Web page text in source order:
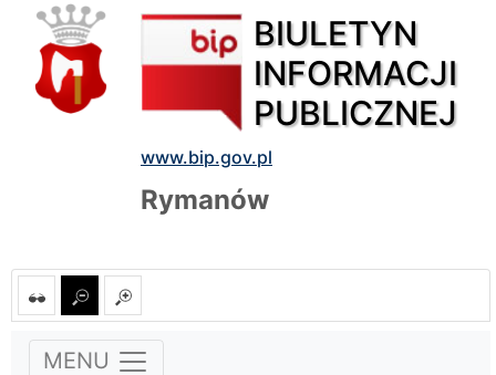
BIULETYN
INFORMACJI
PUBLICZNEJ
www.bip.gov.pl
Rymanów
MENU